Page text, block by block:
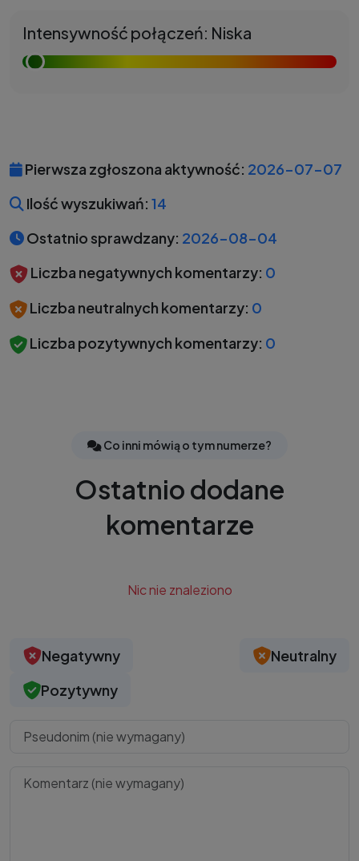
Intensywność połączeń: Niska
Pierwsza zgłoszona aktywność: 2026-07-07
Ilość wyszukiwań: 14
Ostatnio sprawdzany: 2026-08-04
Liczba negatywnych komentarzy: 0
Liczba neutralnych komentarzy: 0
Liczba pozytywnych komentarzy: 0
Co inni mówią o tym numerze?
Ostatnio dodane
komentarze
Nic nie znaleziono
Negatywny
Neutralny
Pozytywny